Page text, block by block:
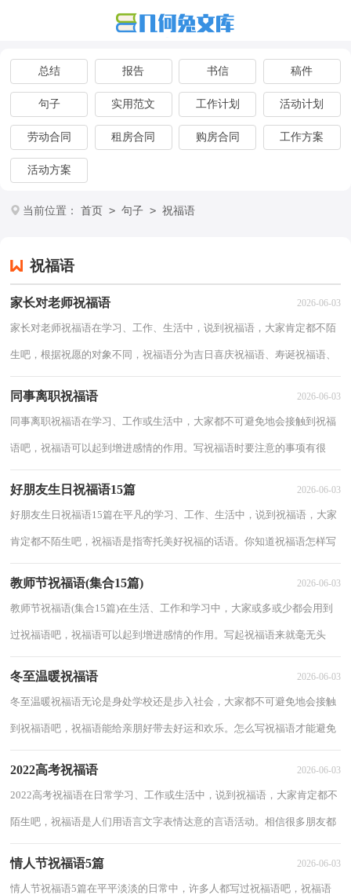
总结 报告 书信 稿件
句子 实用范文 工作计划 活动计划
劳动合同 租房合同 购房合同 工作方案
活动方案
当前位置： 首页 > 句子 > 祝福语
祝福语
家长对老师祝福语 2026-06-03
家长对老师祝福语在学习、工作、生活中，说到祝福语，大家肯定都不陌
生吧，根据祝愿的对象不同，祝福语分为吉日喜庆祝福语、寿诞祝福语、
同事离职祝福语 2026-06-03
同事离职祝福语在学习、工作或生活中，大家都不可避免地会接触到祝福
语吧，祝福语可以起到增进感情的作用。写祝福语时要注意的事项有很
好朋友生日祝福语15篇 2026-06-03
好朋友生日祝福语15篇在平凡的学习、工作、生活中，说到祝福语，大家
肯定都不陌生吧，祝福语是指寄托美好祝福的话语。你知道祝福语怎样写
教师节祝福语(集合15篇) 2026-06-03
教师节祝福语(集合15篇)在生活、工作和学习中，大家或多或少都会用到
过祝福语吧，祝福语可以起到增进感情的作用。写起祝福语来就毫无头
冬至温暖祝福语 2026-06-03
冬至温暖祝福语无论是身处学校还是步入社会，大家都不可避免地会接触
到祝福语吧，祝福语能给亲朋好带去好运和欢乐。怎么写祝福语才能避免
2022高考祝福语 2026-06-03
2022高考祝福语在日常学习、工作或生活中，说到祝福语，大家肯定都不
陌生吧，祝福语是人们用语言文字表情达意的言语活动。相信很多朋友都
情人节祝福语5篇 2026-06-03
情人节祝福语5篇在平平淡淡的日常中，许多人都写过祝福语吧，祝福语